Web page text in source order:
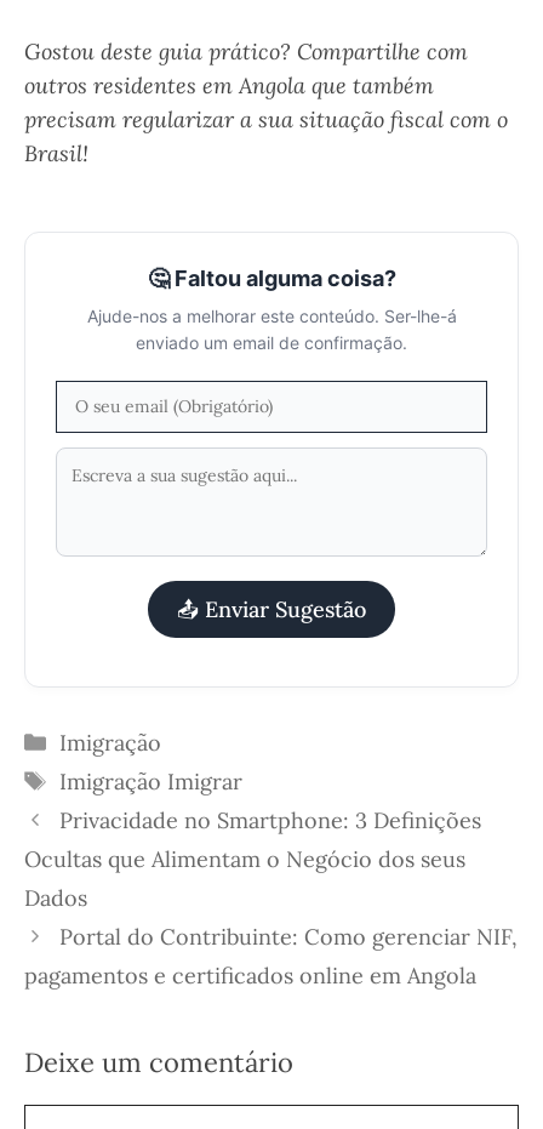
Gostou deste guia prático? Compartilhe com
outros residentes em Angola que também
precisam regularizar a sua situação fiscal com o
Brasil!
🤔 Faltou alguma coisa?
Ajude-nos a melhorar este conteúdo. Ser-lhe-á
enviado um email de confirmação.
📤 Enviar Sugestão
Categorias
Imigração
Etiquetas
Imigração Imigrar
Privacidade no Smartphone: 3 Definições
Ocultas que Alimentam o Negócio dos seus
Dados
Portal do Contribuinte: Como gerenciar NIF,
pagamentos e certificados online em Angola
Deixe um comentário